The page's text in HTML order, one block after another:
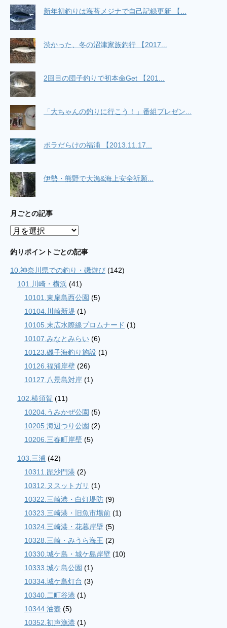
新年初釣りは海苔メジナで自己記録更新 【...
渋かった、冬の沼津家族釣行 【2017...
2回目の団子釣りで初本命Get 【201...
「大ちゃんの釣りに行こう！」番組プレゼン...
ボラだらけの福浦 【2013.11.17...
伊勢・熊野で大漁&海上安全祈願...
月ごとの記事
月
と
記
釣りポイントごとの記事
10.神奈川県での釣り・磯遊び (142)
101.川崎・横浜 (41)
10101.東扇島西公園 (5)
10104.川崎新堤 (1)
10105.末広水際線プロムナード (1)
10107.みなとみらい (6)
10123.磯子海釣り施設 (1)
10126.福浦岸壁 (26)
10127.八景島対岸 (1)
102.横須賀 (11)
10204.うみかぜ公園 (5)
10205.海辺つり公園 (2)
10206.三春町岸壁 (5)
103.三浦 (42)
10311.毘沙門港 (2)
10312.ヌスットガリ (1)
10322.三崎港・白灯堤防 (9)
10323.三崎港・旧魚市場前 (1)
10324.三崎港・花暮岸壁 (5)
10328.三崎・みうら海王 (2)
10330.城ケ島・城ケ島岸壁 (10)
10333.城ケ島公園 (1)
10334.城ケ島灯台 (3)
10340.二町谷港 (1)
10344.油壺 (5)
10352.初声漁港 (1)